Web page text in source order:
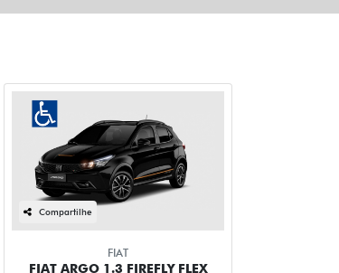
Compartilhe
FIAT
FIAT ARGO 1.3 FIREFLY FLEX